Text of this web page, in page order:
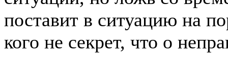
поставит в ситуацию на
кого не секрет, что о